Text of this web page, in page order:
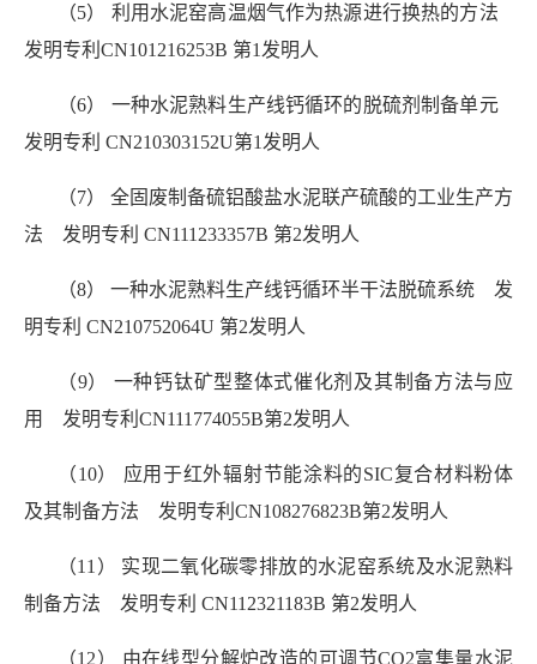
（5） 利用水泥窑高温烟气作为热源进行换热的方法
发明专利 CN101216253B 第1发明人
（6） 一种水泥熟料生产线钙循环的脱硫剂制备单元
发明专利 CN210303152U第1发明人
（7） 全固废制备硫铝酸盐水泥联产硫酸的工业生产方
法 发明专利 CN111233357B 第2发明人
（8） 一种水泥熟料生产线钙循环半干法脱硫系统 发
明专利 CN210752064U 第2发明人
（9） 一种钙钛矿型整体式催化剂及其制备方法与应
用 发明专利CN111774055B第2发明人
（10） 应用于红外辐射节能涂料的SIC复合材料粉体
及其制备方法 发明专利CN108276823B第2发明人
（11） 实现二氧化碳零排放的水泥窑系统及水泥熟料
制备方法 发明专利 CN112321183B 第2发明人
（12） 由在线型分解炉改造的可调节CO2富集量水泥